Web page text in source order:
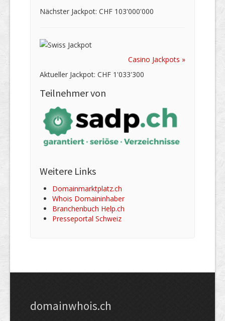
Nächster Jackpot: CHF 103'000'000
Casino Jackpots »
Aktueller Jackpot: CHF 1'033'300
Teilnehmer von
Weitere Links
Domainmarktplatz.ch
Whois Domaininhaber
Branchenbuch Help.ch
Presseportal Schweiz
domainwhois.ch